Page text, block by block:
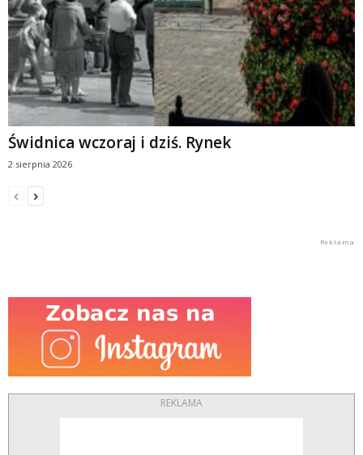
Świdnica wczoraj i dziś. Rynek
2 sierpnia 2026
REKLAMA